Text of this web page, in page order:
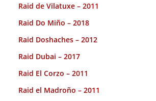
Raid de Vilatuxe – 2011
Raid Do Miño – 2018
Raid Doshaches – 2012
Raid Dubai – 2017
Raid El Corzo – 2011
Raid el Madroño – 2011